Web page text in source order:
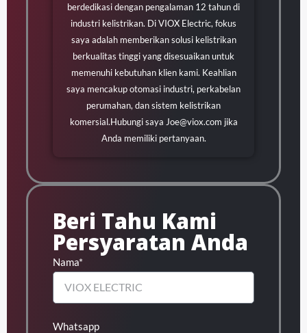
berdedikasi dengan pengalaman 12 tahun di
industri kelistrikan. Di VIOX Electric, fokus
saya adalah memberikan solusi kelistrikan
berkualitas tinggi yang disesuaikan untuk
memenuhi kebutuhan klien kami. Keahlian
saya mencakup otomasi industri, perkabelan
perumahan, dan sistem kelistrikan
komersial.Hubungi saya Joe@viox.com jika
Anda memiliki pertanyaan.
Beri Tahu Kami
Persyaratan Anda
Nama*
Whatsapp